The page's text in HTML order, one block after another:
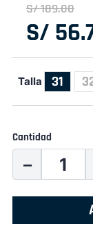
S/189.00
S/ 56.
Talla 31
Cantidad
－